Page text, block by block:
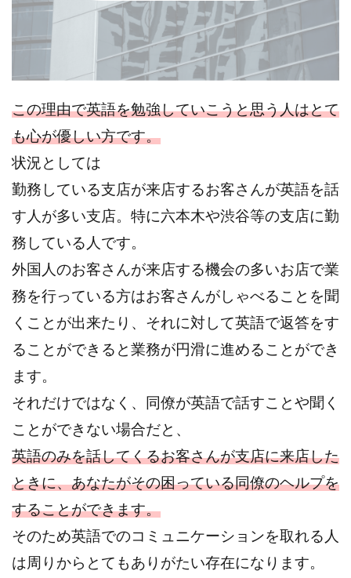
この理由で英語を勉強していこうと思う人はとて
も心が優しい方です。
状況としては
勤務している支店が来店するお客さんが英語を話
す人が多い支店。特に六本木や渋谷等の支店に勤
務している人です。
外国人のお客さんが来店する機会の多いお店で業
務を行っている方はお客さんがしゃべることを聞
くことが出来たり、それに対して英語で返答をす
ることができると業務が円滑に進めることができ
ます。
それだけではなく、同僚が英語で話すことや聞く
ことができない場合だと、
英語のみを話してくるお客さんが支店に来店した
ときに、あなたがその困っている同僚のヘルプを
することができます。
そのため英語でのコミュニケーションを取れる人
は周りからとてもありがたい存在になります。